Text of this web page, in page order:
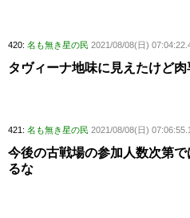
420: 名も無き星の民 2021/08/08(日)
タヴィーナ地味に見えたけど肉
421: 名も無き星の民 2021/08/08(日)
今後の古戦場の参加人数次第
るな